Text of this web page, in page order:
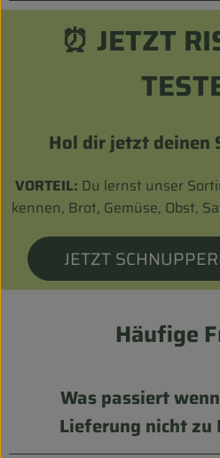
}
⏰ JETZT
Hol dir jetzt deinen
VORTEIL: Du lernst unser
kennen, Brot, Gemüse, Obst,
JETZT
Häufige
Was passiert
Lieferung nicht zu